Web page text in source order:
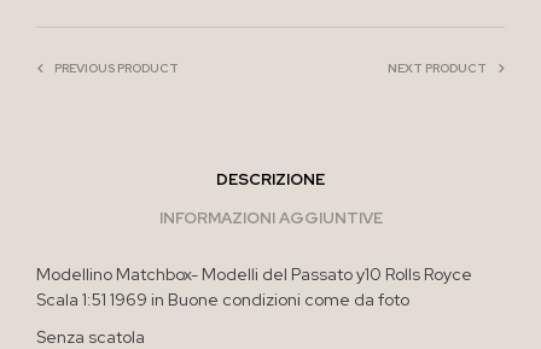
PREVIOUS PRODUCT NEXT PRODUCT
DESCRIZIONE
INFORMAZIONI AGGIUNTIVE
Modellino Matchbox- Modelli del Passato y10 Rolls Royce
Scala 1:51 1969 in Buone condizioni come da foto
Senza scatola